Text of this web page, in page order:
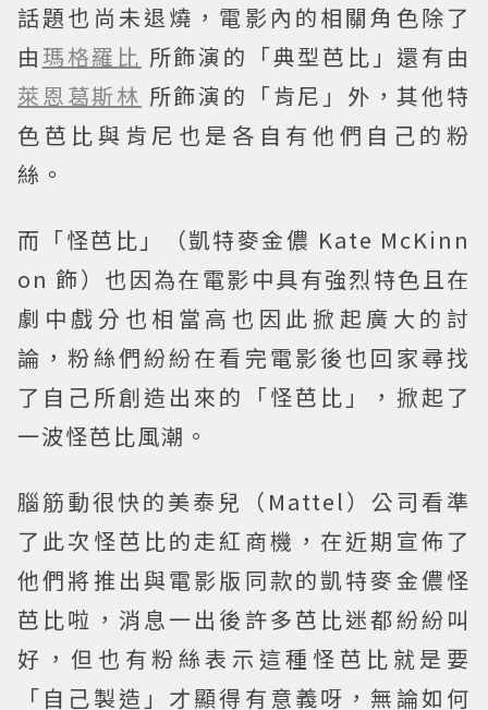
話題也尚未退燒，電影內的相關角色除了
由 瑪格羅比 所飾演的「典型芭比」還有由
萊恩葛斯林 所飾演的「肯尼」外，其他特
色芭比與肯尼也是各自有他們自己的粉
絲。
而「怪芭比」（凱特麥金儂 Kate McKinn
on 飾）也因為在電影中具有強烈特色且在
劇中戲分也相當高也因此掀起廣大的討
論，粉絲們紛紛在看完電影後也回家尋找
了自己所創造出來的「怪芭比」，掀起了
一波怪芭比風潮。
腦筋動很快的美泰兒（Mattel）公司看準
了此次怪芭比的走紅商機，在近期宣佈了
他們將推出與電影版同款的凱特麥金儂怪
芭比啦，消息一出後許多芭比迷都紛紛叫
好，但也有粉絲表示這種怪芭比就是要
「自己製造」才顯得有意義呀，無論如何